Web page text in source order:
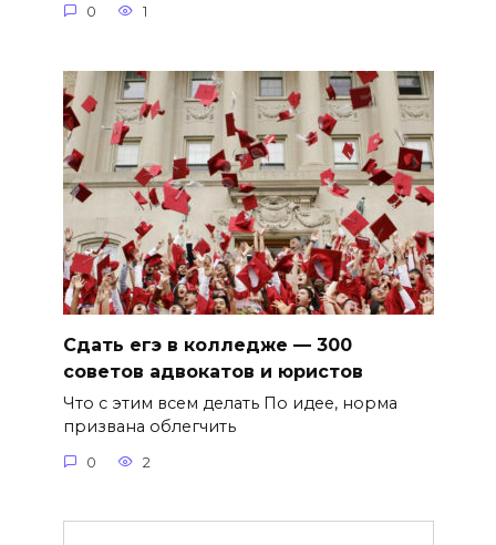
0 1
Сдать егэ в колледже — 300
советов адвокатов и юристов
Что с этим всем делать По идее, норма
призвана облегчить
0 2